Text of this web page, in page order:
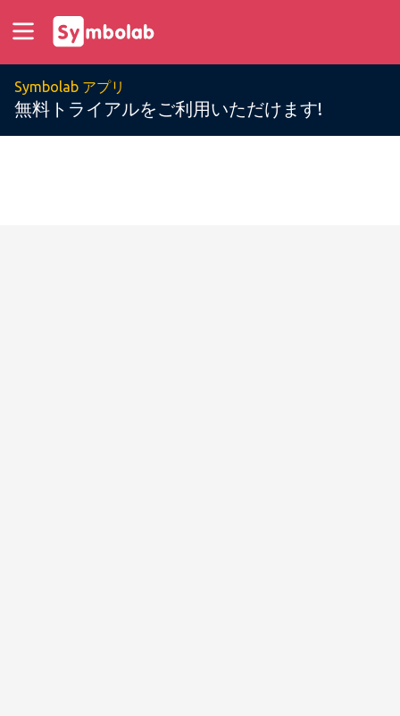
Symbolab アプリ
無料トライアルをご利用いただけます!